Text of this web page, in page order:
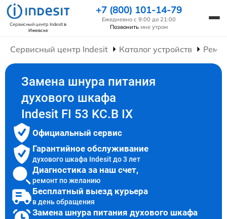
Сервисный центр Indesitв
Ижевске
+7 (800) 101-14-79
Ежедневно с 9:00 до 21:00
Позвонить мне утром
Сервисный центр Indesit Каталог устройств
Замена шнура питания
духового шкафа
Indesit FI 53 KC.B IX
Официальный сервис
Гарантийное обслуживание
духового шкафа Indesit до 3 лет
Диагностика за наш счет,
ремонт по желанию
Бесплатный выезд курьера
в день обращения
Замена шнура питания духового шкафа